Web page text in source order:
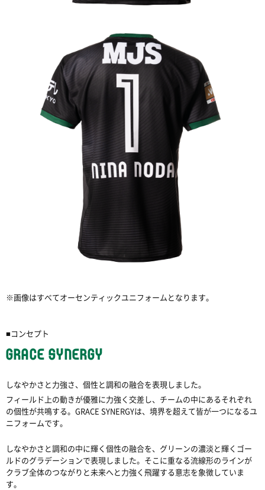
※画像はすべてオーセンティックユニフォームとなります。
■コンセプト
GRACE SYNERGY
しなやかさと力強さ、個性と調和の融合を表現しました。
フィールド上の動きが優雅に力強く交差し、チームの中にあるそれぞれ
の個性が共鳴する。GRACE SYNERGYは、境界を超えて皆が一つになるユ
ニフォームです。
しなやかさと調和の中に輝く個性の融合を、グリーンの濃淡と輝くゴー
ルドのグラデーションで表現しました。そこに重なる流線形のラインが
クラブ全体のつながりと未来へと力強く飛躍する意志を象徴していま
す。